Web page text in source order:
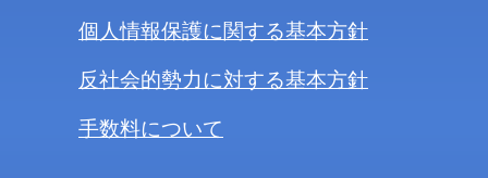
個人情報保護に関する基本方針
反社会的勢力に対する基本方針
手数料について